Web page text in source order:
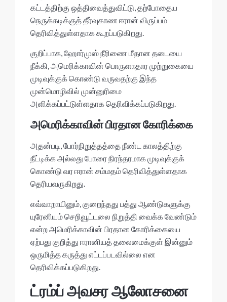
கட்டத்திற்கு ஒத்திவைத்துவிட்டு, தற்போதைய
நெருக்கடிக்குத் தீர்வுகாண ஈரான் விருப்பம்
தெரிவித்துள்ளதாக கூறப்படுகிறது.
குறிப்பாக, ஹோர்முஸ் நீரிணை மீதான தடையை
நீக்கி, அமெரிக்காவின் பொருளாதார முற்றுகையை
முடிவுக்குக் கொண்டு வருவதற்கு இந்த
முன்மொழிவில் முன்னுரிமை
அளிக்கப்பட்டுள்ளதாக தெரிவிக்கப்படுகிறது.
அமெரிக்காவின் பிரதான கோரிக்கை
அதன்படி, போர்நிறுத்தத்தை நீண்ட காலத்திற்கு
நீட்டிக்க அல்லது போரை நிரந்தரமாக முடிவுக்குக்
கொண்டு வர ஈரான் சம்மதம் தெரிவித்துள்ளதாக
தெரியவருகிறது.
எவ்வாறாயினும், குறைந்தது பத்து ஆண்டுகளுக்கு
யுரேனியம் செறிவூட்டலை நிறுத்தி வைக்க வேண்டும்
என்ற அமெரிக்காவின் பிரதான கோரிக்கையை
ஏற்பது குறித்து ஈரானியத் தலைமைக்குள் இன்னும்
ஒருமித்த கருத்து எட்டப்படவில்லை என
தெரிவிக்கப்படுகிறது.
ட்ரம்ப் அவசர ஆலோசனை